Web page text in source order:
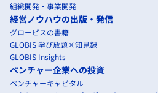
組織開発・事業開発
経営ノウハウの出版・発信
グロービスの書籍
GLOBIS 学び放題×知見録
GLOBIS Insights
ベンチャー企業への投資
ベンチャーキャピタル